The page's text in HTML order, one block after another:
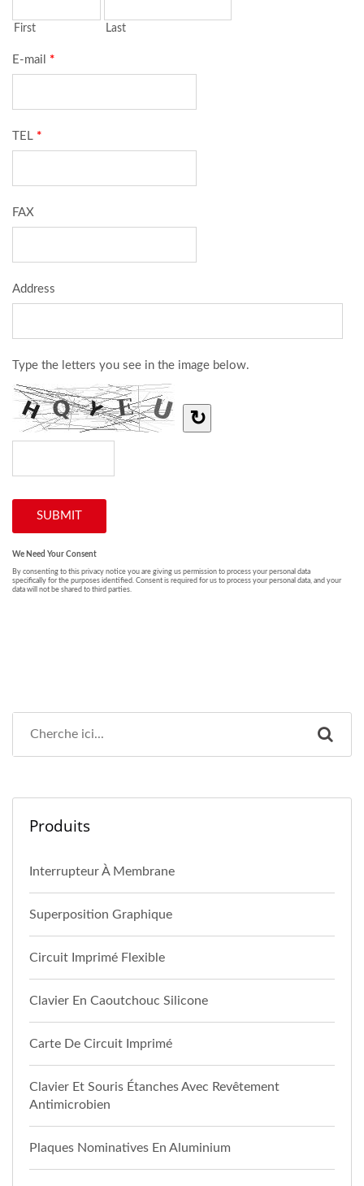
Produits
Interrupteur À Membrane
Superposition Graphique
Circuit Imprimé Flexible
Clavier En Caoutchouc Silicone
Carte De Circuit Imprimé
Clavier Et Souris Étanches Avec Revêtement
Antimicrobien
Plaques Nominatives En Aluminium